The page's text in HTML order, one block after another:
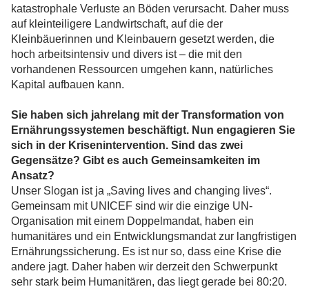
katastrophale Verluste an Böden verursacht. Daher muss
auf kleinteiligere Landwirtschaft, auf die der
Kleinbäuerinnen und Kleinbauern gesetzt werden, die
hoch arbeitsintensiv und divers ist – die mit den
vorhandenen Ressourcen umgehen kann, natürliches
Kapital aufbauen kann.
Sie haben sich jahrelang mit der Transformation von
Ernährungssystemen beschäftigt. Nun engagieren Sie
sich in der Krisenintervention. Sind das zwei
Gegensätze? Gibt es auch Gemeinsamkeiten im
Ansatz?
Unser Slogan ist ja „Saving lives and changing lives“.
Gemeinsam mit UNICEF sind wir die einzige UN-
Organisation mit einem Doppelmandat, haben ein
humanitäres und ein Entwicklungsmandat zur langfristigen
Ernährungssicherung. Es ist nur so, dass eine Krise die
andere jagt. Daher haben wir derzeit den Schwerpunkt
sehr stark beim Humanitären, das liegt gerade bei 80:20.